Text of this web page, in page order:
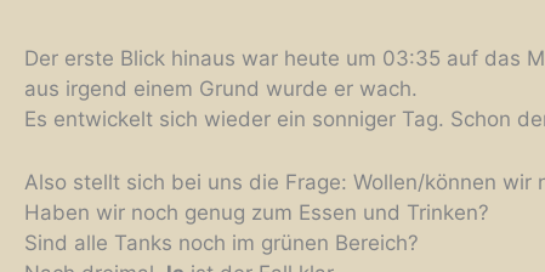
Der erste Blick hinaus war heute um 03:35 auf das
aus irgend einem Grund wurde er wach.
Es entwickelt sich wieder ein sonniger Tag. Schon
Also stellt sich bei uns die Frage: Wollen/können wir
Haben wir noch genug zum Essen und Trinken?
Sind alle Tanks noch im grünen Bereich?